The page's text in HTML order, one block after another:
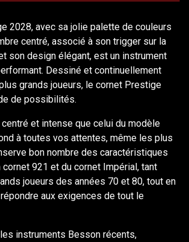
2028, avec sa jolie palette de couleurs
centré, associé à son trigger sur la
son design élégant, est un instrument
Dessiné et continuellement
grands joueurs, le cornet Prestige
de possibilités.
et intense que celui du modèle
à toutes vos attentes, même les plus
bon nombre des caractéristiques
cornet 921 et du cornet Impérial, tant
joueurs des années 70 et 80, tout en
aux exigences de tout le
instruments Besson récents,